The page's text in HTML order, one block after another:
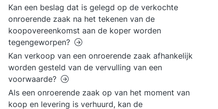
Kan een beslag dat is gelegd op de verkochte
onroerende zaak na het tekenen van de
koopovereenkomst aan de koper worden
tegengeworpen?
Kan verkoop van een onroerende zaak afhankelijk
worden gesteld van de vervulling van een
voorwaarde?
Als een onroerende zaak op van het moment van
koop en levering is verhuurd, kan de